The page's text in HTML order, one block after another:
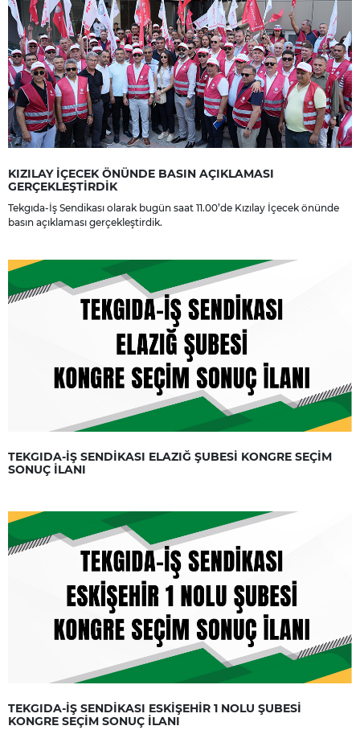
KIZILAY İÇECEK ÖNÜNDE BASIN AÇIKLAMASI
GERÇEKLEŞTİRDİK
Tekgıda-İş Sendikası olarak bugün saat 11.00’de Kızılay İçecek önünde
basın açıklaması gerçekleştirdik.
TEKGIDA-İŞ SENDİKASI ELAZIĞ ŞUBESİ KONGRE SEÇİM
SONUÇ İLANI
TEKGIDA-İŞ SENDİKASI ESKİŞEHİR 1 NOLU ŞUBESİ
KONGRE SEÇİM SONUÇ İLANI